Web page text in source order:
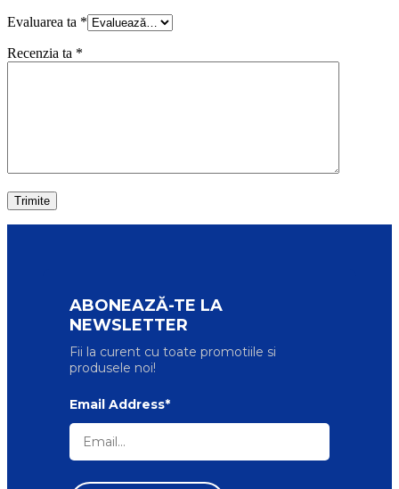
Evaluarea ta *
Recenzia ta *
ABONEAZĂ-TE LA
NEWSLETTER
Fii la curent cu toate promotiile si
produsele noi!
Email Address*